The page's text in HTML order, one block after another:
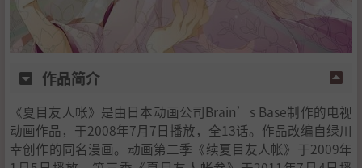
作品简介
《夏目友人帐》是由日本动画公司Brain’s Base制作的电视
动画作品，于2008年7月7日播放，全13话。作品改编自绿川
幸创作的同名漫画。动画第二季《续夏目友人帐》于2009年